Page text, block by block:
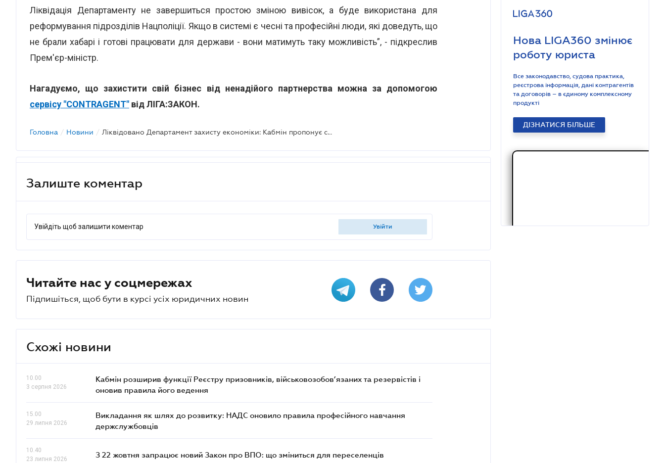
Ліквідація Департаменту не завершиться простою зміною вивісок, а буде використана для
реформування підрозділів Нацполіції. Якщо в системі є чесні та професійні люди, які доведуть, що
не брали хабарі і готові працювати для держави - вони матимуть таку можливість”, - підкреслив
Прем'єр-міністр.
Нагадуємо, що захистити свій бізнес від ненадійого партнерства можна за допомогою
сервісу "CONTRAGENT" від ЛІГА:ЗАКОН.
Головна / Новини / Ліквідовано Департамент захисту економіки: Кабмін пропонує створити новий орган
Залиште коментар
Увійдіть щоб залишити коментар увійти
Читайте нас у соцмережах
Підпишіться, щоб бути в курсі усіх юридичних новин
Схожі новини
10.00
3 серпня 2026
Кабмін розширив функції Реєстру призовників, військовозобов’язаних та резервістів і
оновив правила його ведення
15.00
29 липня 2026
Викладання як шлях до розвитку: НАДС оновило правила професійного навчання
держслужбовців
10.40
23 липня 2026
З 22 жовтня запрацює новий Закон про ВПО: що зміниться для переселенців
Нова LIGA360 змінює
роботу юриста
Все законодавство, судова практика,
реєстрова інформація, дані контрагентів
та договорів – в єдиному комплексному
продукті
ДІЗНАТИСЯ БІЛЬШЕ